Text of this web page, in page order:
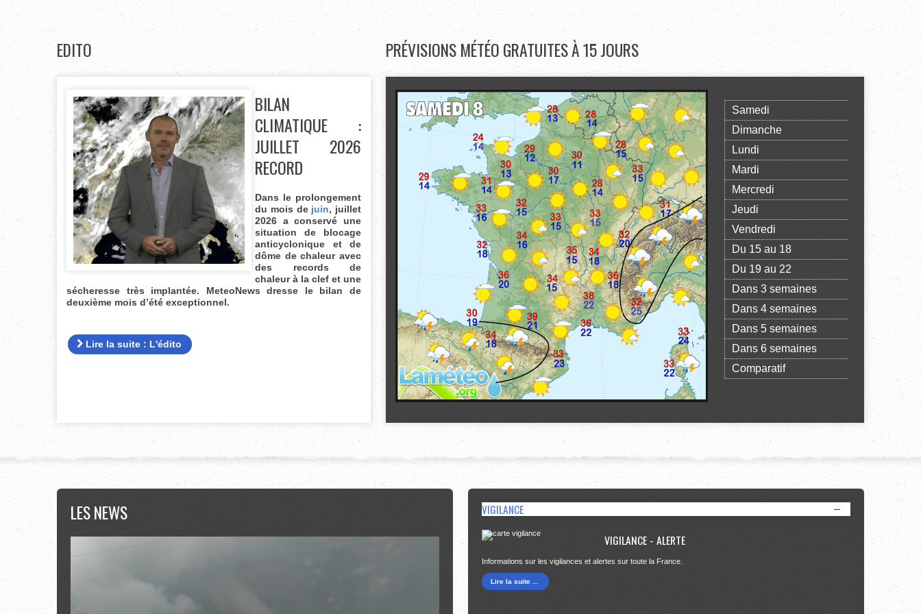
EDITO
BILAN
CLIMATIQUE :
JUILLET 2026
RECORD
Dans le prolongement
du mois de juin, juillet
2026 a conservé une
situation de blocage
anticyclonique et de
dôme de chaleur avec
des records de
chaleur à la clef et une
sécheresse très implantée. MeteoNews dresse le bilan de
deuxième mois d’été exceptionnel.
Lire la suite : L'édito
PRÉVISIONS MÉTÉO GRATUITES À 15 JOURS
Samedi
Dimanche
Lundi
Mardi
Mercredi
Jeudi
Vendredi
Du 15 au 18
Du 19 au 22
Dans 3 semaines
Dans 4 semaines
Dans 5 semaines
Dans 6 semaines
Comparatif
LESNEWS VIGILANCE
VIGILANCE - ALERTE
Informations sur les vigilances et alertes sur toute la France.
Lire la suite ...